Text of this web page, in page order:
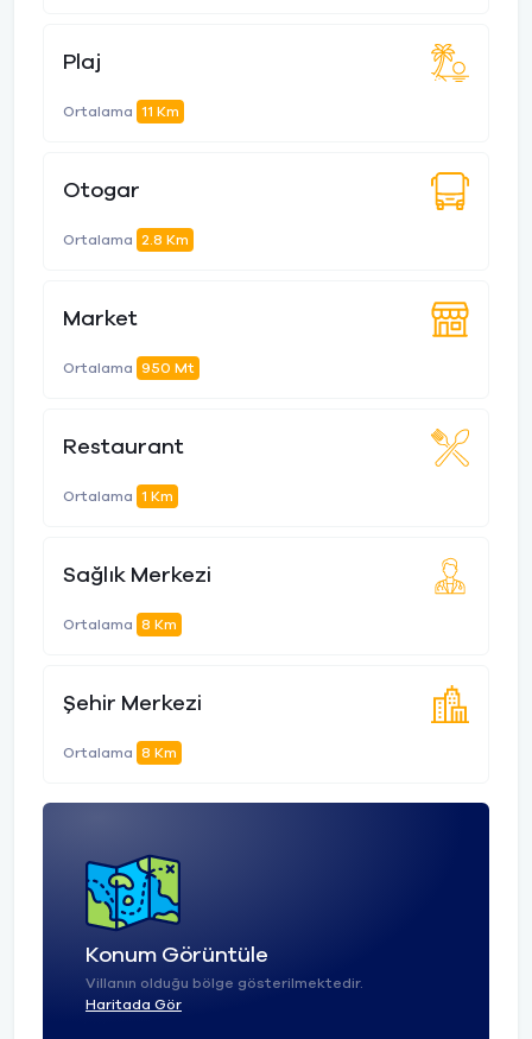
Plaj
Ortalama 11 Km
Otogar
Ortalama 2.8 Km
Market
Ortalama 950 Mt
Restaurant
Ortalama 1 Km
Sağlık Merkezi
Ortalama 8 Km
Şehir Merkezi
Ortalama 8 Km
Konum Görüntüle
Villanın olduğu bölge gösterilmektedir.
Haritada Gör